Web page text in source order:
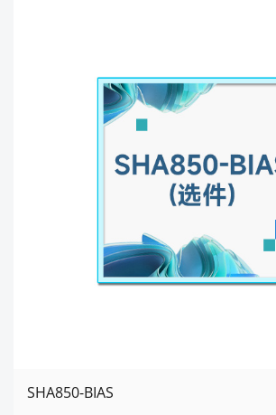
SHA850-BIAS